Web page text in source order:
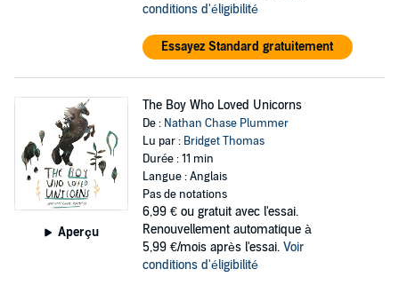
conditions d'éligibilité
Essayez Standard gratuitement
Aperçu
The Boy Who Loved Unicorns
De : Nathan Chase Plummer
Lu par : Bridget Thomas
Durée : 11 min
Langue : Anglais
Pas de notations
6,99 € ou gratuit avec l'essai.
Renouvellement automatique à
5,99 €/mois après l'essai. Voir
conditions d'éligibilité